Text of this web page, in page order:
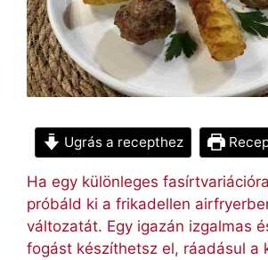
Ugrás a recepthez
Ha egy különleges
próbáld ki a frikadellen
változatát. Egy igazán izgalmas
fogást készíthetsz el, ráadásul a